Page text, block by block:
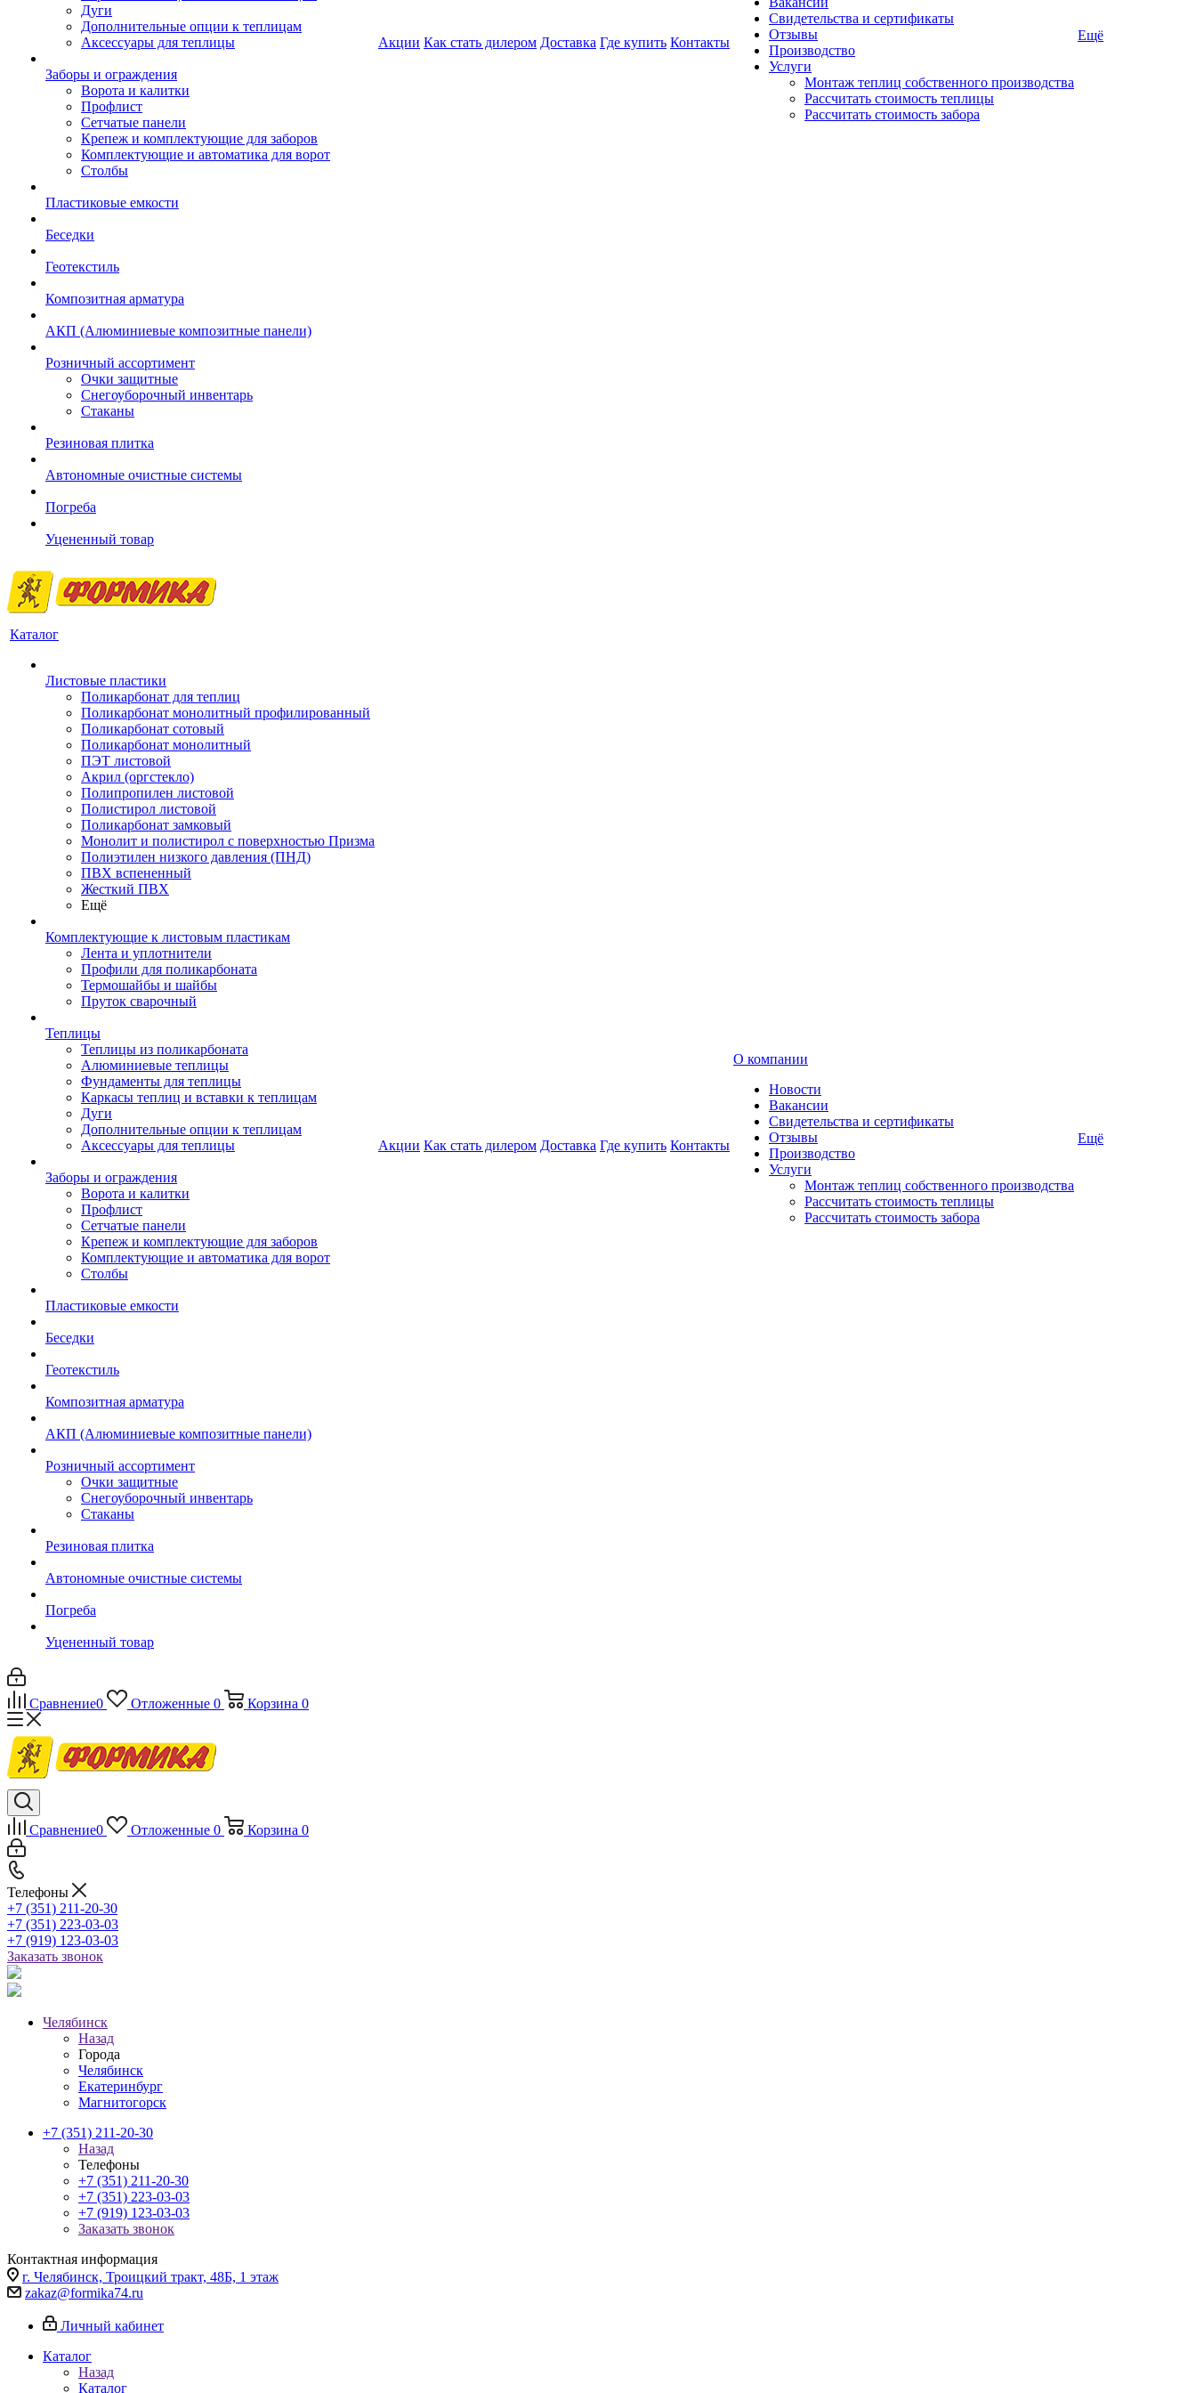
Дуги
Дополнительные опции к теплицам
Аксессуары для теплицы
Заборы и ограждения
Ворота и калитки
Профлист
Сетчатые панели
Крепеж и комплектующие для заборов
Комплектующие и автоматика для ворот
Столбы
Пластиковые емкости
Беседки
Геотекстиль
Композитная арматура
АКП (Алюминиевые композитные панели)
Розничный ассортимент
Очки защитные
Снегоуборочный инвентарь
Стаканы
Резиновая плитка
Автономные очистные системы
Погреба
Уцененный товар
Акции Как стать дилером Доставка Где купить Контакты
Свидетельства и сертификаты
Отзывы
Производство
Услуги
Монтаж теплиц собственного производства
Рассчитать стоимость теплицы
Рассчитать стоимость забора
Ещё
Каталог
Листовые пластики
Поликарбонат для теплиц
Поликарбонат монолитный профилированный
Поликарбонат сотовый
Поликарбонат монолитный
ПЭТ листовой
Акрил (оргстекло)
Полипропилен листовой
Полистирол листовой
Поликарбонат замковый
Монолит и полистирол с поверхностью Призма
Полиэтилен низкого давления (ПНД)
ПВХ вспененный
Жесткий ПВХ
Ещё
Комплектующие к листовым пластикам
Лента и уплотнители
Профили для поликарбоната
Термошайбы и шайбы
Пруток сварочный
Теплицы
Теплицы из поликарбоната
Алюминиевые теплицы
Фундаменты для теплицы
Каркасы теплиц и вставки к теплицам
Дуги
Дополнительные опции к теплицам
Аксессуары для теплицы
Заборы и ограждения
Ворота и калитки
Профлист
Сетчатые панели
Крепеж и комплектующие для заборов
Комплектующие и автоматика для ворот
Столбы
Пластиковые емкости
Беседки
Геотекстиль
Композитная арматура
АКП (Алюминиевые композитные панели)
Розничный ассортимент
Очки защитные
Снегоуборочный инвентарь
Стаканы
Резиновая плитка
Автономные очистные системы
Погреба
Уцененный товар
Акции Как стать дилером Доставка Где купить Контакты
О компании
Новости
Вакансии
Свидетельства и сертификаты
Отзывы
Производство
Услуги
Монтаж теплиц собственного производства
Рассчитать стоимость теплицы
Рассчитать стоимость забора
Ещё
Сравнение0 Отложенные 0 Корзина 0
Сравнение0 Отложенные 0 Корзина 0
Телефоны
+7 (351) 211-20-30
+7 (351) 223-03-03
+7 (919) 123-03-03
Заказать звонок
Челябинск
Назад
Города
Челябинск
Екатеринбург
Магнитогорск
+7 (351) 211-20-30
Назад
Телефоны
+7 (351) 211-20-30
+7 (351) 223-03-03
+7 (919) 123-03-03
Заказать звонок
Контактная информация
г. Челябинск, Троицкий тракт, 48Б, 1 этаж
zakaz@formika74.ru
Личный кабинет
Каталог
Назад
Каталог